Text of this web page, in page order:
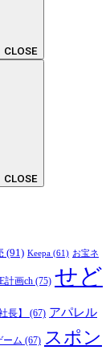
CLOSE
CLOSE
(91) Keepa (61) お宝ネ
計画ch (75) せど
長】 (67) アパレル
ーム (67) スポン